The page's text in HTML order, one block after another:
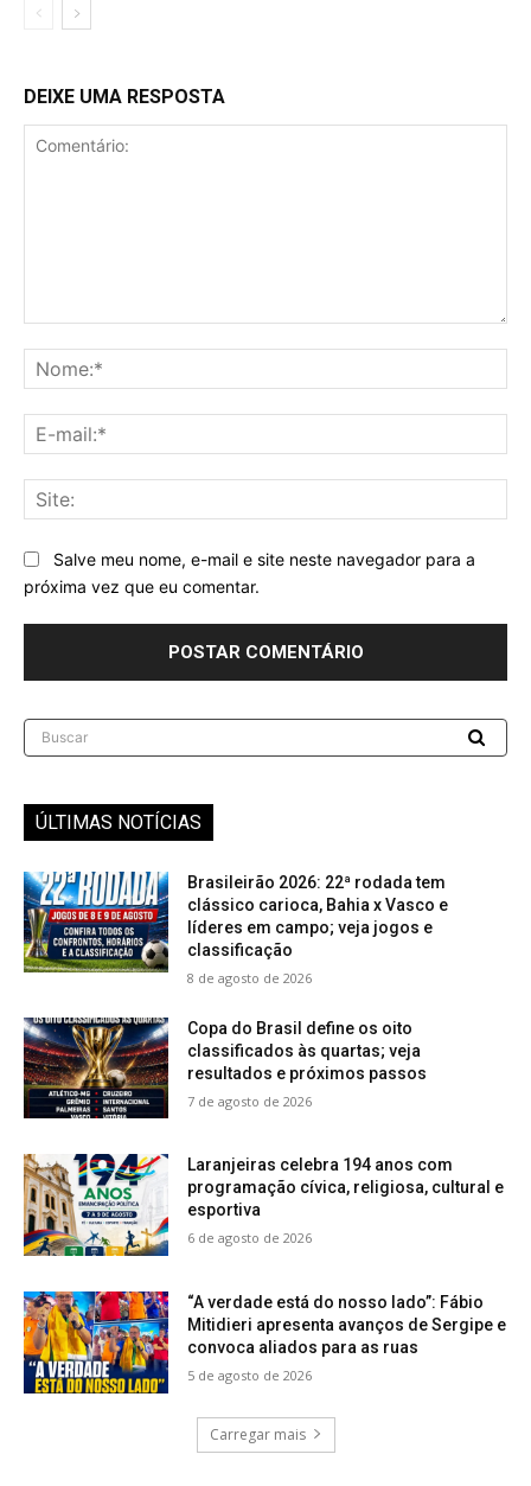
DEIXE UMA RESPOSTA
Salve meu nome, e-mail e site neste navegador para a
próxima vez que eu comentar.
Buscar
ÚLTIMAS NOTÍCIAS
Brasileirão 2026: 22ª rodada tem
clássico carioca, Bahia x Vasco e
líderes em campo; veja jogos e
classificação
8 de agosto de 2026
Copa do Brasil define os oito
classificados às quartas; veja
resultados e próximos passos
7 de agosto de 2026
Laranjeiras celebra 194 anos com
programação cívica, religiosa, cultural e
esportiva
6 de agosto de 2026
“A verdade está do nosso lado”: Fábio
Mitidieri apresenta avanços de Sergipe e
convoca aliados para as ruas
5 de agosto de 2026
Carregar mais